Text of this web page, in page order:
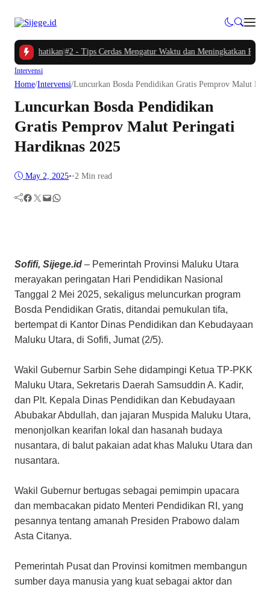
Diperhatikan|#2 -Tips Cerdas Mengatur Waktu dan Meningkatkan
Intervensi
Home/Intervensi/Luncurkan Bosda Pendidikan Gratis Pemprov Malut
Luncurkan Bosda Pendidikan
Gratis Pemprov Malut Peringati
Hardiknas 2025
May 2, 2025••2 Min read
Facebook Twitter Mail WhatsApp
Sofifi, Sijege.id – Pemerintah Provinsi Maluku Utara
merayakan peringatan Hari Pendidikan Nasional
Tanggal 2 Mei 2025, sekaligus meluncurkan program
Bosda Pendidikan Gratis, ditandai pemukulan tifa,
bertempat di Kantor Dinas Pendidikan dan Kebudayaan
Maluku Utara, di Sofifi, Jumat (2/5).
Wakil Gubernur Sarbin Sehe didampingi Ketua TP-PKK
Maluku Utara, Sekretaris Daerah Samsuddin A. Kadir,
dan Plt. Kepala Dinas Pendidikan dan Kebudayaan
Abubakar Abdullah, dan jajaran Muspida Maluku Utara,
menonjolkan kearifan lokal dan hasanah budaya
nusantara, di balut pakaian adat khas Maluku Utara dan
nusantara.
Wakil Gubernur bertugas sebagai pemimpin upacara
dan membacakan pidato Menteri Pendidikan RI, yang
pesannya tentang amanah Presiden Prabowo dalam
Asta Citanya.
Pemerintah Pusat dan Provinsi komitmen membangun
sumber daya manusia yang kuat sebagai aktor dan